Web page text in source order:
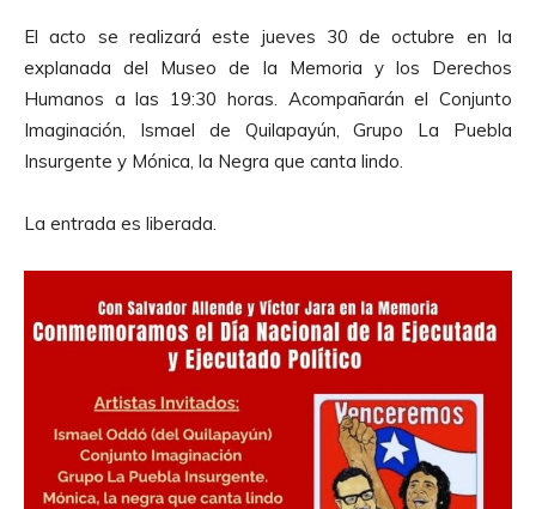
El acto se realizará este jueves 30 de octubre en la
explanada del Museo de la Memoria y los Derechos
Humanos a las 19:30 horas. Acompañarán el Conjunto
Imaginación, Ismael de Quilapayún, Grupo La Puebla
Insurgente y Mónica, la Negra que canta lindo.
La entrada es liberada.